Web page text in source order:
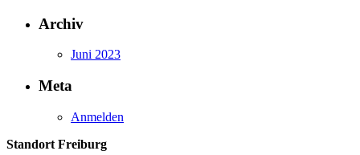
Archiv
Juni 2023
Meta
Anmelden
Standort Freiburg